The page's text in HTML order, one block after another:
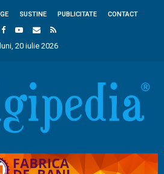
SUSTINE PUBLICITATE CONTACT
luni, 20 iulie 2026